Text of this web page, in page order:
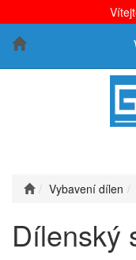
Vybavení dílen
Dílenský